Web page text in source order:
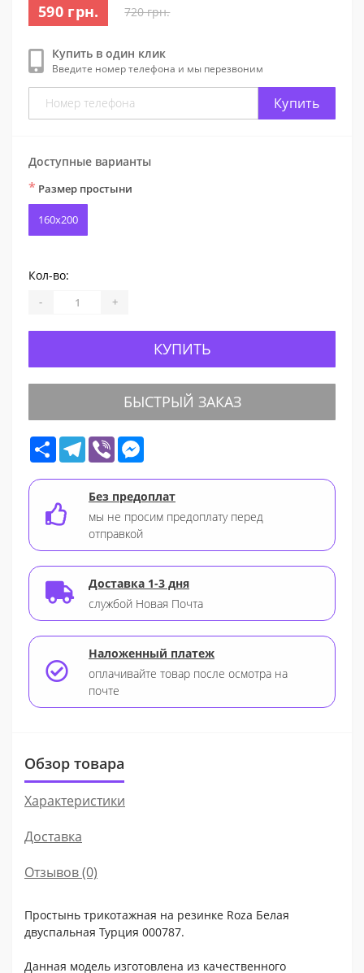
590 грн. 720 грн.
Купить в один клик
Введите номер телефона и мы перезвоним
Купить
Доступные варианты
* Размер простыни
160х200
Кол-во:
- +
КУПИТЬ
БЫСТРЫЙ ЗАКАЗ
Share Telegram
Viber
Без предоплат
мы не просим предоплату перед
отправкой
Доставка 1-3 дня
службой Новая Почта
Наложенный платеж
оплачивайте товар после осмотра на
почте
Обзор товара
Характеристики
Доставка
Отзывов (0)
Простынь трикотажная на резинке Roza Белая
двуспальная Турция 000787.
Данная модель изготовлена из качественного